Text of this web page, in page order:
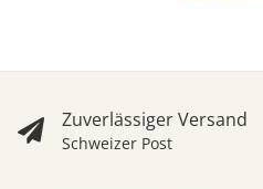
Zuverlässiger Versand
Schweizer Post